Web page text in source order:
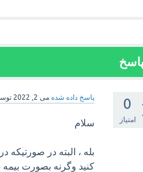
0
امتیاز
پاسخ داده شده می 2, 2022
سلام
بله ، البته در
کنید وگرنه بصورت